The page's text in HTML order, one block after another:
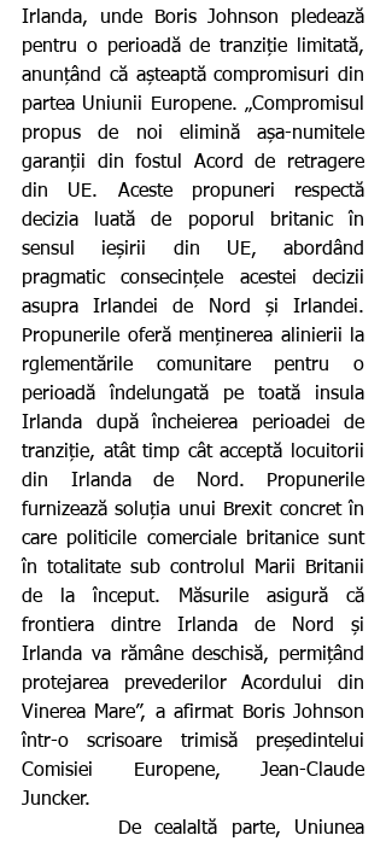
Irlanda, unde Boris Johnson pledează
pentru o perioadă de tranziție limitată,
anunțând că așteaptă compromisuri din
partea Uniunii Europene. „Compromisul
propus de noi elimină așa-numitele
garanții din fostul Acord de retragere
din UE. Aceste propuneri respectă
decizia luată de poporul britanic în
sensul ieșirii din UE, abordând
pragmatic consecințele acestei decizii
asupra Irlandei de Nord și Irlandei.
Propunerile oferă menținerea alinierii la
rglementările comunitare pentru o
perioadă îndelungată pe toată insula
Irlanda după încheierea perioadei de
tranziție, atât timp cât acceptă locuitorii
din Irlanda de Nord. Propunerile
furnizează soluția unui Brexit concret în
care politicile comerciale britanice sunt
în totalitate sub controlul Marii Britanii
de la început. Măsurile asigură că
frontiera dintre Irlanda de Nord și
Irlanda va rămâne deschisă, permițând
protejarea prevederilor Acordului din
Vinerea Mare”, a afirmat Boris Johnson
într-o scrisoare trimisă președintelui
Comisiei Europene, Jean-Claude
Juncker.